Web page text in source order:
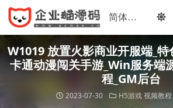
W1019 放置火影商业开服端_
卡通动漫闯关手游_Win服务端
程_GM后台
2023-07-30 H5游戏视频教程